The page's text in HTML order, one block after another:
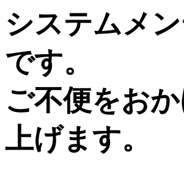
システムメ
です。
ご不便をお
上げます。